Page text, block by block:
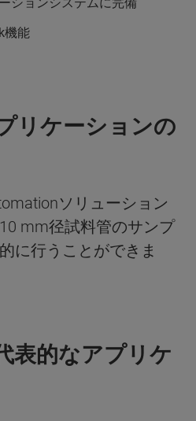
機能
リケーションの
ソリューション
mm径試料管のサンプ
に行うことができま
表的なアプリケ